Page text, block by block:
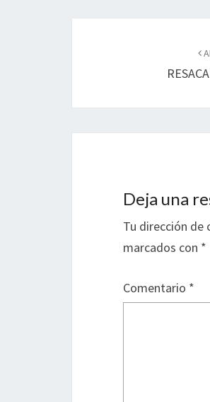
Deja una
Tu dirección de
marcados con *
Comentario *